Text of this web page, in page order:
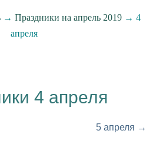
→ Праздники на апрель 2019→ 4
апреля
4 апреля
5 апреля →